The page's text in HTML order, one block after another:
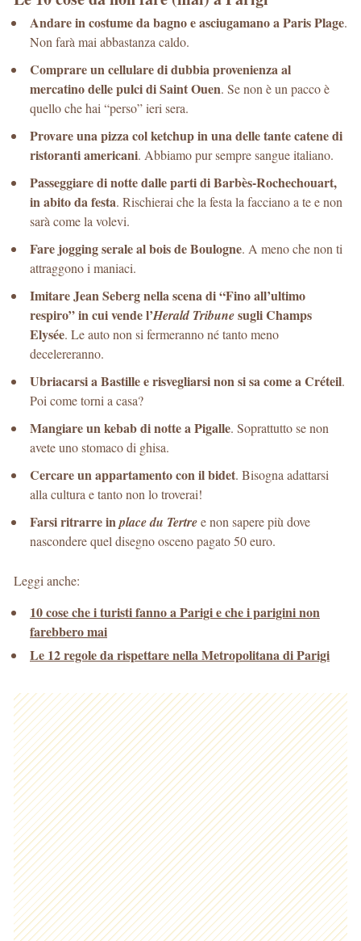
Andare in costume da bagno e asciugamano a Paris Plage.
Non farà mai abbastanza caldo.
Comprare un cellulare di dubbia provenienza al
mercatino delle pulci di Saint Ouen. Se non è un pacco è
quello che hai “perso” ieri sera.
Provare una pizza col ketchup in una delle tante catene di
ristoranti americani. Abbiamo pur sempre sangue italiano.
Passeggiare di notte dalle parti di Barbès-Rochechouart,
in abito da festa. Rischierai che la festa la facciano a te e non
sarà come la volevi.
Fare jogging serale al bois de Boulogne. A meno che non ti
attraggono i maniaci.
Imitare Jean Seberg nella scena di “Fino all’ultimo
respiro” in cui vende l’Herald Tribunesugli Champs
Elysée. Le auto non si fermeranno né tanto meno
decelereranno.
Ubriacarsi a Bastille e risvegliarsi non si sa come a Créteil.
Poi come torni a casa?
Mangiare un kebab di notte a Pigalle. Soprattutto se non
avete uno stomaco di ghisa.
Cercare un appartamento con il bidet. Bisogna adattarsi
alla cultura e tanto non lo troverai!
Farsi ritrarre in place du Tertree non sapere più dove
nascondere quel disegno osceno pagato 50 euro.
Leggi anche:
10 cose che i turisti fanno a Parigi e che i parigini non
farebbero mai
Le 12 regole da rispettare nella Metropolitana di Parigi